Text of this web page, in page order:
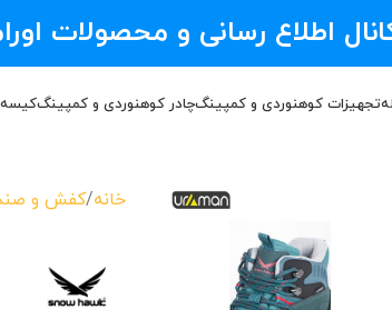
تجهیزات کوهنوردی و کمپینگچادر کوهنوردی و کمپینگ
خانه کفش و
اطلاع رسانی و محصولات